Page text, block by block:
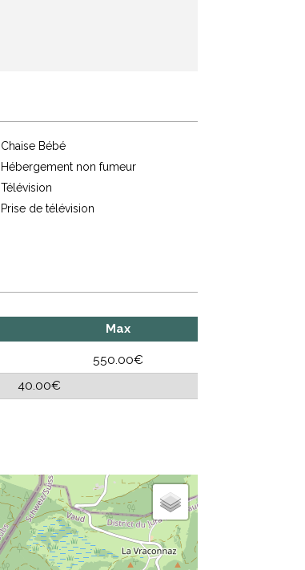
Chaise Bébé
Hébergement non fumeur
Télévision
Prise de télévision
Max
550.00€
40.00€